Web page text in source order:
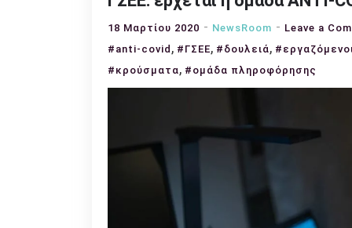
18 Μαρτίου 2020 NewsRoom Leave a
#anti-covid , #ΓΣΕΕ, #δουλειά,
#κρούσματα, #ομάδα πληροφόρησης